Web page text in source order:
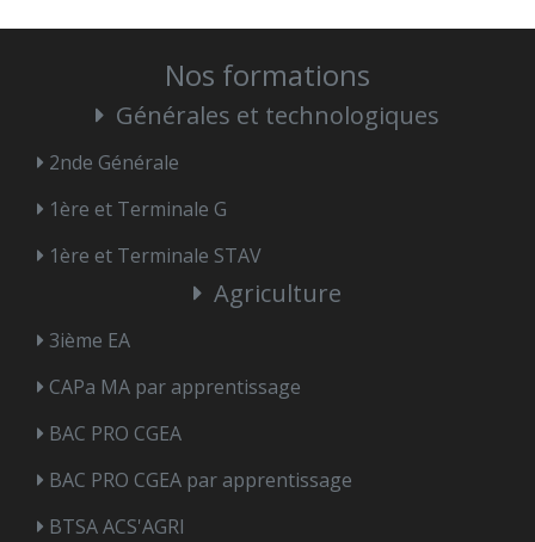
Nos formations
Générales et technologiques
2nde Générale
1ère et Terminale G
1ère et Terminale STAV
Agriculture
3ième EA
CAPa MA par apprentissage
BAC PRO CGEA
BAC PRO CGEA par apprentissage
BTSA ACS'AGRI